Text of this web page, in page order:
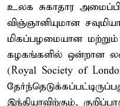
உலக சுகாதார
விஞ்ஞானியுமான
மிகப்பழமையான மற்றும்
கழகங்களில் ஒன்றான
(Royal Society of
இந்தியாவிற்கும்,